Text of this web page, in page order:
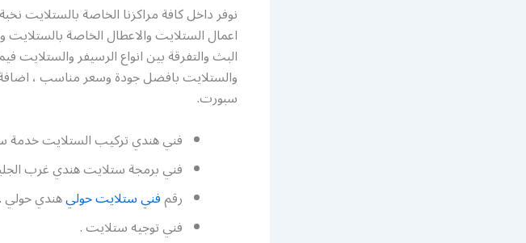
نوفر داخل كافة مراكزنا الخاصة بالستلايت
اعمال الستلايت والاعطال الخاصة بالستلايت
البث والتفرقة بين انواع الرسيفر
والستلايت بافضل جودة وسعر مناسب ،
سبورت.
فني هندي تركيب الستلايت خدمة
فني برمجة ستلايت هندي غرب
رقمفني ستلايت حوليهندي حولي .
فني توجيه ستلايت .